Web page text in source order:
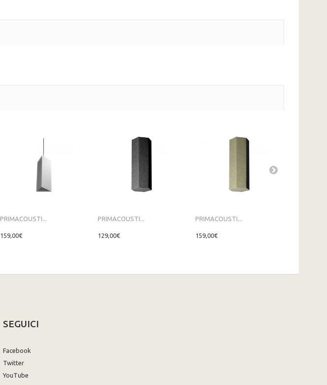
PRIMACOUSTI...
159,00€
PRIMACOUSTI...
129,00€
PRIMACOUSTI...
159,00€
SEGUICI
Facebook
Twitter
YouTube